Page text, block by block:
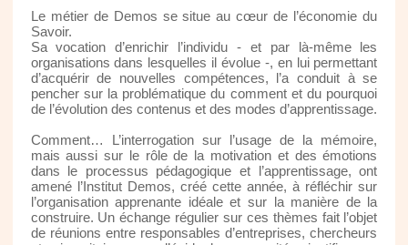
Le métier de Demos se situe au cœur de l’économie du
Savoir.
Sa vocation d’enrichir l’individu - et par là-même les
organisations dans lesquelles il évolue -, en lui permettant
d’acquérir de nouvelles compétences, l’a conduit à se
pencher sur la problématique du comment et du pourquoi
de l’évolution des contenus et des modes d’apprentissage.
Comment… L’interrogation sur l’usage de la mémoire,
mais aussi sur le rôle de la motivation et des émotions
dans le processus pédagogique et l’apprentissage, ont
amené l’Institut Demos, créé cette année, à réfléchir sur
l’organisation apprenante idéale et sur la manière de la
construire. Un échange régulier sur ces thèmes fait l’objet
de réunions entre responsables d’entreprises, chercheurs